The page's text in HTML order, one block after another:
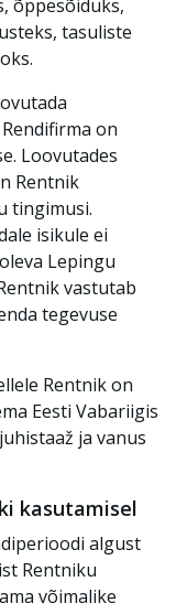
õppesõiduks,
tasuliste
on
Loovutades
Rentnik
tingimusi.
isikule ei
Lepingu
vastutab
tegevuse
Rentnik on
Eesti Vabariigis
ja vanus
kasutamisel
algust
Rentniku
võimalike